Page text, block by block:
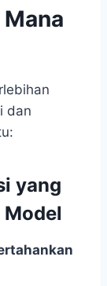
dan
yang